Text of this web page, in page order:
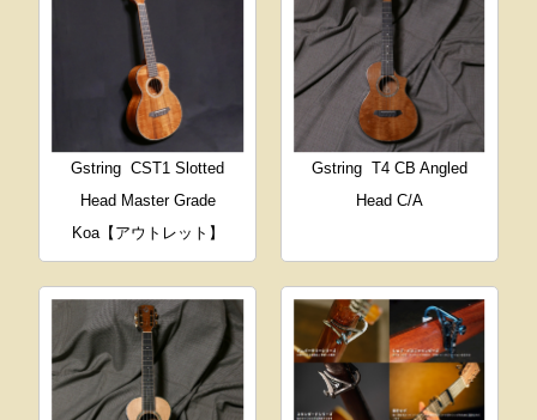
Gstring CST1 Slotted
Head Master Grade
Koa【アウトレット】
Gstring T4 CB Angled
Head C/A